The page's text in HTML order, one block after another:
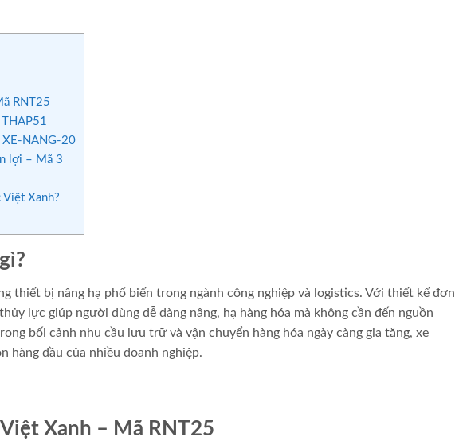
RNT25
XE-NANG-20
lợi – Mã 3
Xanh?
thiết bị nâng hạ phổ biến trong ngành công nghiệp và logistics. Với thiết kế đơn
lực giúp người dùng dễ dàng nâng, hạ hàng hóa mà không cần đến nguồn
bối cảnh nhu cầu lưu trữ và vận chuyển hàng hóa ngày càng gia tăng, xe
hàng đầu của nhiều doanh nghiệp.
Xanh – Mã RNT25